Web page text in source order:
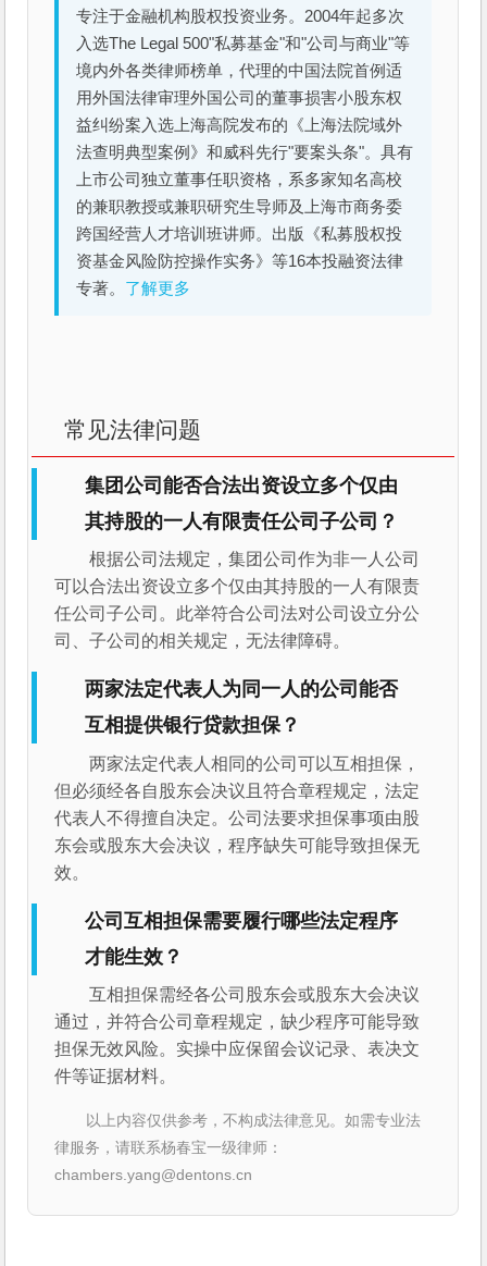
专注于金融机构股权投资业务。2004年起多次
入选The Legal 500"私募基金"和"公司与商业"等
境内外各类律师榜单，代理的中国法院首例适
用外国法律审理外国公司的董事损害小股东权
益纠纷案入选上海高院发布的《上海法院域外
法查明典型案例》和威科先行"要案头条"。具有
上市公司独立董事任职资格，系多家知名高校
的兼职教授或兼职研究生导师及上海市商务委
跨国经营人才培训班讲师。出版《私募股权投
资基金风险防控操作实务》等16本投融资法律
专著。 了解更多
常见法律问题
集团公司能否合法出资设立多个仅由
其持股的一人有限责任公司子公司？
根据公司法规定，集团公司作为非一人公司
可以合法出资设立多个仅由其持股的一人有限责
任公司子公司。此举符合公司法对公司设立分公
司、子公司的相关规定，无法律障碍。
两家法定代表人为同一人的公司能否
互相提供银行贷款担保？
两家法定代表人相同的公司可以互相担保，
但必须经各自股东会决议且符合章程规定，法定
代表人不得擅自决定。公司法要求担保事项由股
东会或股东大会决议，程序缺失可能导致担保无
效。
公司互相担保需要履行哪些法定程序
才能生效？
互相担保需经各公司股东会或股东大会决议
通过，并符合公司章程规定，缺少程序可能导致
担保无效风险。实操中应保留会议记录、表决文
件等证据材料。
以上内容仅供参考，不构成法律意见。如需专业法
律服务，请联系杨春宝一级律师：
chambers.yang@dentons.cn